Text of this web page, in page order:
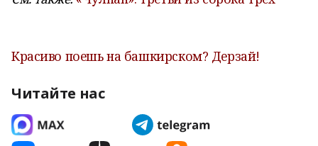
Красиво поешь на башкирском? Дерзай!
Читайте нас